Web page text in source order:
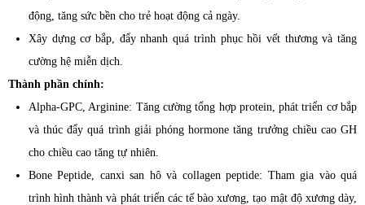
động, tăng sức bền cho trẻ hoạt động cả ngày.
Xây dựng cơ bắp, đẩy nhanh quá trình phục hồi vết thương và tăng
cường hệ miễn dịch.
Thành phần chính:
Alpha-GPC, Arginine: Tăng cường tổng hợp protein, phát triển cơ bắp
và thúc đẩy quá trình giải phóng hormone tăng trưởng chiều cao GH
cho chiều cao tăng tự nhiên.
Bone Peptide, canxi san hô và collagen peptide: Tham gia vào quá
trình hình thành và phát triển các tế bào xương, tạo mật độ xương dày,